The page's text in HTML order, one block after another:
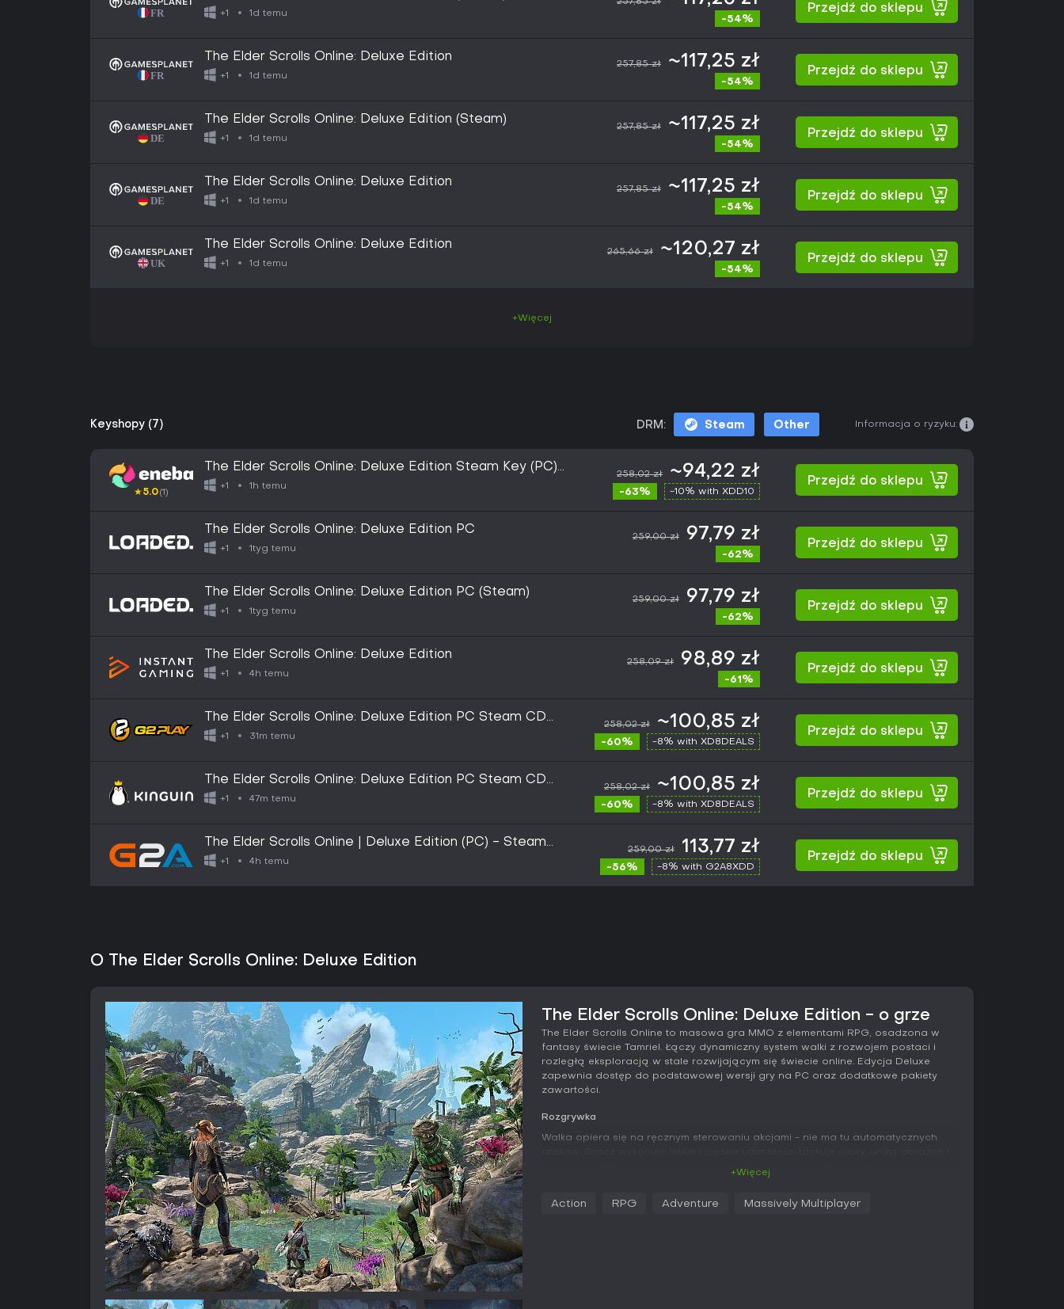
+1 1d temu
-54%
Przejdź do sklepu
The Elder Scrolls Online: Deluxe Edition
+1 1d temu
257,85 zł ~117,25 zł
-54%
Przejdź do sklepu
The Elder Scrolls Online: Deluxe Edition (Steam)
+1 1d temu
257,85 zł ~117,25 zł
-54%
Przejdź do sklepu
The Elder Scrolls Online: Deluxe Edition
+1 1d temu
257,85 zł ~117,25 zł
-54%
Przejdź do sklepu
The Elder Scrolls Online: Deluxe Edition
+1 1d temu
265,66 zł ~120,27 zł
-54%
Przejdź do sklepu
+Więcej
Keyshopy (7) DRM: Steam Other Informacja o ryzyku:
★5.0(1)
The Elder Scrolls Online: Deluxe Edition Steam Key (PC)
GLOBAL
+1 1h temu
258,02 zł ~94,22 zł
-63% -10% with XDD10
Przejdź do sklepu
The Elder Scrolls Online: Deluxe Edition PC
+1 1tyg temu
259,00 zł 97,79 zł
-62%
Przejdź do sklepu
The Elder Scrolls Online: Deluxe Edition PC (Steam)
+1 1tyg temu
259,00 zł 97,79 zł
-62%
Przejdź do sklepu
The Elder Scrolls Online: Deluxe Edition
+1 4h temu
258,09 zł 98,89 zł
-61%
Przejdź do sklepu
The Elder Scrolls Online: Deluxe Edition PC Steam CD
Key
+1 31m temu
258,02 zł ~100,85 zł
-60% -8% with XD8DEALS
Przejdź do sklepu
The Elder Scrolls Online: Deluxe Edition PC Steam CD
Key
+1 47m temu
258,02 zł ~100,85 zł
-60% -8% with XD8DEALS
Przejdź do sklepu
The Elder Scrolls Online | Deluxe Edition (PC) - Steam
Key - GLOBAL
+1 4h temu
259,00 zł 113,77 zł
-56% -8% with G2A8XDD
Przejdź do sklepu
O The Elder Scrolls Online: Deluxe Edition
The Elder Scrolls Online: Deluxe Edition - o grze
The Elder Scrolls Online to masowa gra MMO z elementami RPG, osadzona w
fantasy świecie Tamriel. Łączy dynamiczny system walki z rozwojem postaci i
rozległą eksploracją w stale rozwijającym się świecie online. Edycja Deluxe
zapewnia dostęp do podstawowej wersji gry na PC oraz dodatkowe pakiety
zawartości.
Rozgrywka
Walka opiera się na ręcznym sterowaniu akcjami - nie ma tu automatycznych
podstawowymi zasobami: zdrowiem, magią i wytrzymałością. Umiejętności
się między dwoma zestawami broni, co daje dostęp do różnych linii umiejętności.
+Więcej
Action RPG Adventure Massively Multiplayer